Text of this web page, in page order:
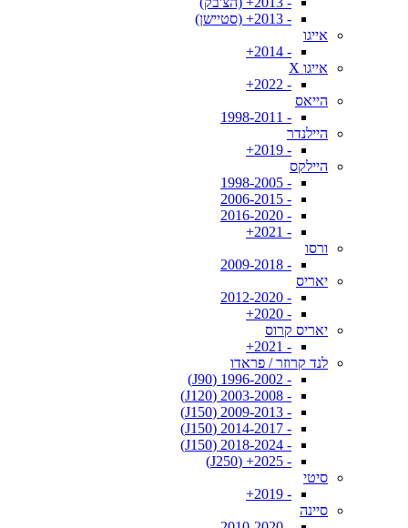
- 2013+ (סטיישן)
אייגו
- 2014+
אייגו X
- 2022+
הייאס
- 1998-2011
היילנדר
- 2019+
היילקס
- 1998-2005
- 2006-2015
- 2016-2020
- 2021+
ורסו
- 2009-2018
יאריס
- 2012-2020
- 2020+
יאריס קרוס
- 2021+
לנד קרוזר / פראדו
- 1996-2002 (J90)
- 2003-2008 (J120)
- 2009-2013 (J150)
- 2014-2017 (J150)
- 2018-2024 (J150)
- 2025+ (J250)
סיטי
- 2019+
סיינה